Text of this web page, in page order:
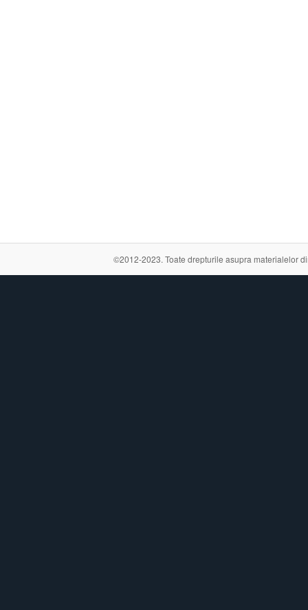
©2012-2023. Toate drepturile asupra materialelor